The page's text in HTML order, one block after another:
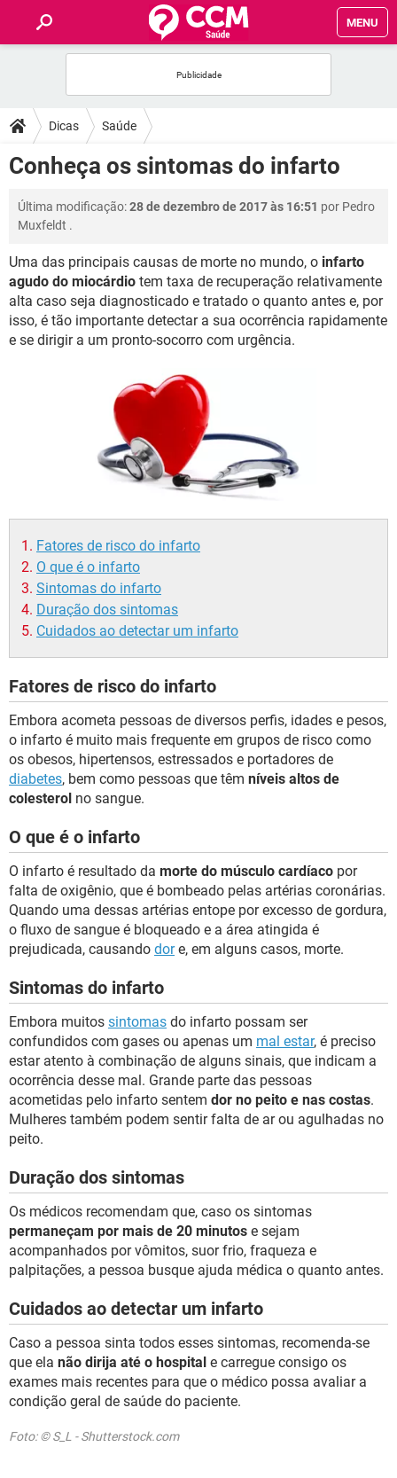
MENU
FÓRUM
SAÚDE
FAMÍLIA
BEM-ESTAR
SEXUALIDADE
Dicas Saúde
Conheça os sintomas do infarto
Última modificação:28 de dezembro de 2017 às 16:51 por Pedro
Muxfeldt .
Uma das principais causas de morte no mundo, o infarto
agudo do miocárdio tem taxa de recuperação relativamente
alta caso seja diagnosticado e tratado o quanto antes e, por
isso, é tão importante detectar a sua ocorrência rapidamente
e se dirigir a um pronto-socorro com urgência.
Fatores de risco do infarto
O que é o infarto
Sintomas do infarto
Duração dos sintomas
Cuidados ao detectar um infarto
Fatores de risco do infarto
Embora acometa pessoas de diversos perfis, idades e pesos,
o infarto é muito mais frequente em grupos de risco como
os obesos, hipertensos, estressados e portadores de
diabetes, bem como pessoas que têm níveis altos de
colesterol no sangue.
O que é o infarto
O infarto é resultado da morte do músculo cardíaco por
falta de oxigênio, que é bombeado pelas artérias coronárias.
Quando uma dessas artérias entope por excesso de gordura,
o fluxo de sangue é bloqueado e a área atingida é
prejudicada, causando dore, em alguns casos, morte.
Sintomas do infarto
Embora muitos sintomas do infarto possam ser
confundidos com gases ou apenas um mal estar, é preciso
estar atento à combinação de alguns sinais, que indicam a
ocorrência desse mal. Grande parte das pessoas
acometidas pelo infarto sentem dor no peito e nas costas.
Mulheres também podem sentir falta de ar ou agulhadas no
peito.
Duração dos sintomas
Os médicos recomendam que, caso os sintomas
permaneçam por mais de 20 minutos e sejam
acompanhados por vômitos, suor frio, fraqueza e
palpitações, a pessoa busque ajuda médica o quanto antes.
Cuidados ao detectar um infarto
Caso a pessoa sinta todos esses sintomas, recomenda-se
que ela não dirija até o hospital e carregue consigo os
exames mais recentes para que o médico possa avaliar a
condição geral de saúde do paciente.
Foto: © S_L - Shutterstock.com